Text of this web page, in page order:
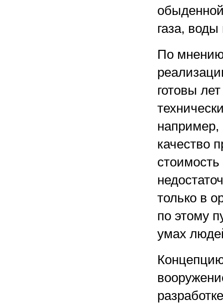
газа, воды
По
готовы
например,
качество
стоимость
только в
по этому
умах